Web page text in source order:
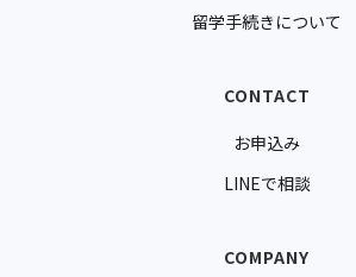
留学手続きについて
CONTACT
お申込み
LINEで相談
COMPANY